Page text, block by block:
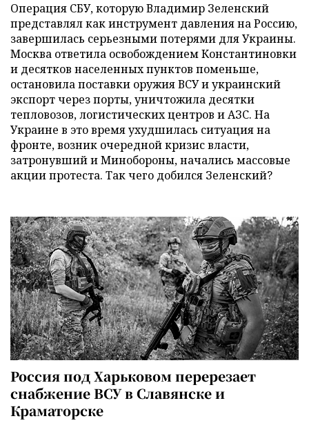
Операция СБУ, которую Владимир Зеленский
представлял как инструмент давления на Россию,
завершилась серьезными потерями для Украины.
Москва ответила освобождением Константиновки
и десятков населенных пунктов поменьше,
остановила поставки оружия ВСУ и украинский
экспорт через порты, уничтожила десятки
тепловозов, логистических центров и АЗС. На
Украине в это время ухудшилась ситуация на
фронте, возник очередной кризис власти,
затронувший и Минобороны, начались массовые
акции протеста. Так чего добился Зеленский?
Россия под Харьковом перерезает
снабжение ВСУ в Славянске и
Краматорске